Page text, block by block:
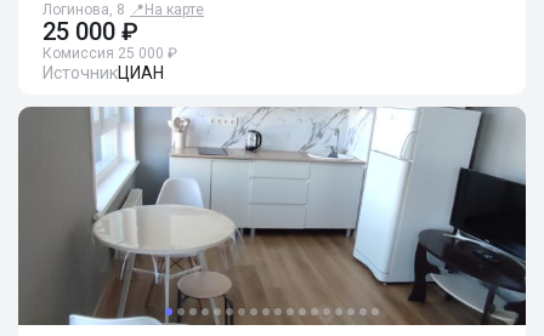
Логинова, 8 📍 На карте
25 000 ₽
Комиссия 25 000 ₽
ИсточникЦИАН